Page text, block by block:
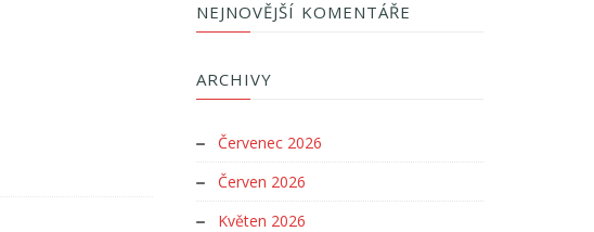
NEJNOVĚJŠÍ KOMENTÁŘE
ARCHIVY
Červenec 2026
Červen 2026
Květen 2026